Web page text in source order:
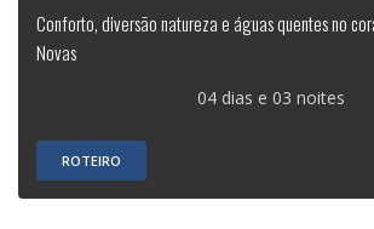
Conforto, diversão natureza e águas quentes no
Novas
04 dias e 03 noites
ROTEIRO